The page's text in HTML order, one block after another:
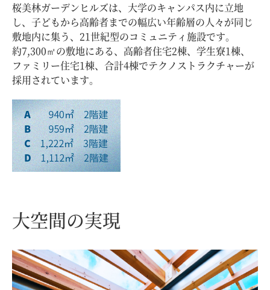
桜美林ガーデンヒルズは、大学のキャンパス内に立地
し、子どもから高齢者までの幅広い年齢層の人々が同じ
敷地内に集う、21世紀型のコミュニティ施設です。
約7,300㎡の敷地にある、高齢者住宅2棟、学生寮1棟、
ファミリー住宅1棟、合計4棟でテクノストラクチャーが
採用されています。
大空間の実現